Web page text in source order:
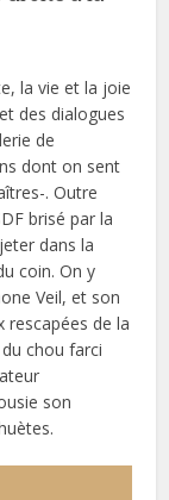
la vie et la joie
des dialogues
de
dont on sent
. Outre
brisé par la
dans la
coin. On y
Veil, et son
rescapées de la
chou farci
son